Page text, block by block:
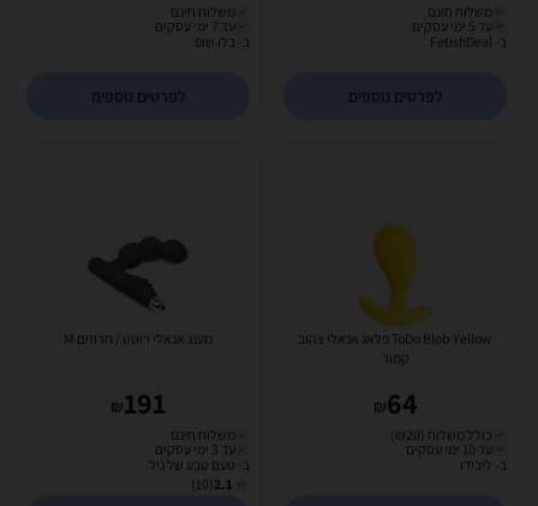
משלוח חינם
עד 5 ימי עסקים
ב- FetishDeal
לפרטים נוספים
משלוח חינם
עד 7 ימי עסקים
ב- בלו שופ
לפרטים נוספים
ToDo Blob Yellow פלאג אנאלי צהוב
קמור
64
₪
כולל משלוח (₪20)
עד 10 ימי עסקים
ב- ליבידו
מענג אנאלי רוטט / חרוזים M
191
₪
משלוח חינם
עד 3 ימי עסקים
ב- טעם טבע של גיל
2.1
(10)